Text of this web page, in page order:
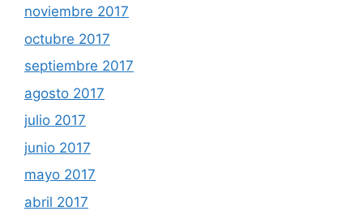
noviembre 2017
octubre 2017
septiembre 2017
agosto 2017
julio 2017
junio 2017
mayo 2017
abril 2017